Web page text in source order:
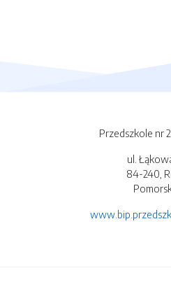
Przedszkole nr
ul.
84-240,